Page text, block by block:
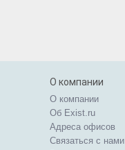
О компании
О компании
Об Exist.ru
Адреса офисов
Связаться с нами